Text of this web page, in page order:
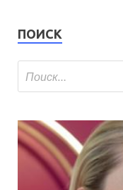
ПОИСК